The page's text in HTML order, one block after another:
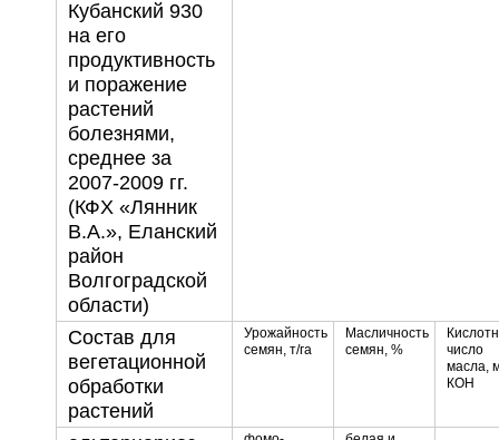
Кубанский 930
на его
продуктивность
и поражение
растений
болезнями,
среднее за
2007-2009 гг.
(КФХ «Лянник
В.А.», Еланский
район
Волгоградской
области)
Состав для
вегетационной
обработки
растений
Урожайность
семян, т/га
Масличность
семян, %
число
масла,
КОН